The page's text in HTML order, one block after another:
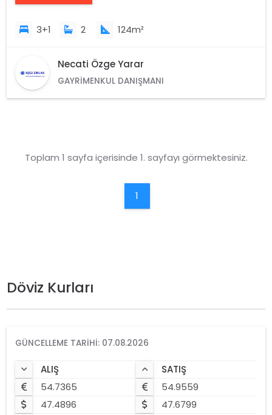
3+1 2 124m²
Necati Özge Yarar
GAYRIMENKUL DANIŞMANI
Toplam 1 sayfa içerisinde 1. sayfayı görmektesiniz.
1
Döviz Kurları
GÜNCELLEME TARIHI: 07.08.2026
ALIŞ
SATIŞ
54.7365
54.9559
47.4896
47.6799